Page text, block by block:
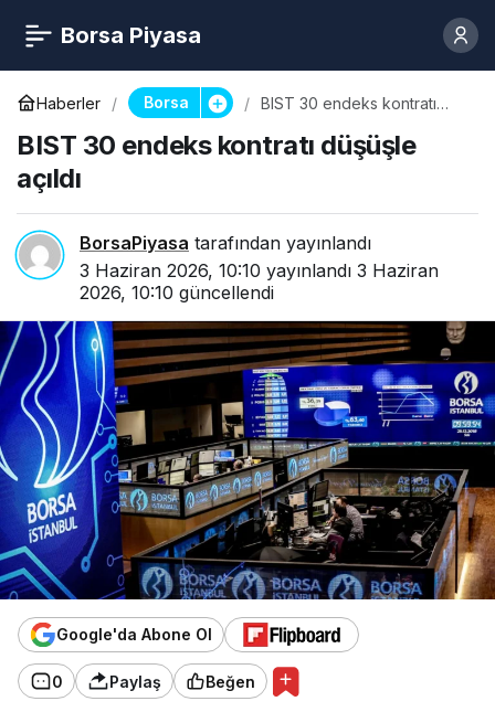
Borsa Piyasa
Haberler Borsa
BIST 30 endeks kontratı
BIST 30 endeks kontratı düşüşle
açıldı
BorsaPiyasa tarafından yayınlandı
3 Haziran 2026, 10:10 yayınlandı 3 Haziran
2026, 10:10 güncellendi
Google'da Abone Ol
0 Paylaş Beğen